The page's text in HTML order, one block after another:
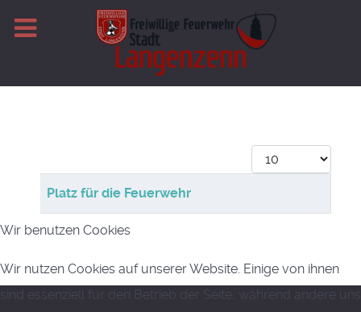
Anzeige #
Beiträge
Titel
Platz für die Feuerwehr
Wir benutzen Cookies
Wir nutzen Cookies auf unserer Website. Einige von ihnen
sind essenziell für den Betrieb der Seite, während andere uns